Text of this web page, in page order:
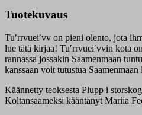
Tuotekuvaus
Tuʹrrvueiʹvv on pieni olento, jota
lue tätä kirjaa! Tuʹrrvueiʹvvin kota
rannassa jossakin Saamenmaan
kanssaan voit tutustua
Käännetty teoksesta Plupp i
Koltansaameksi kääntänyt Mariia